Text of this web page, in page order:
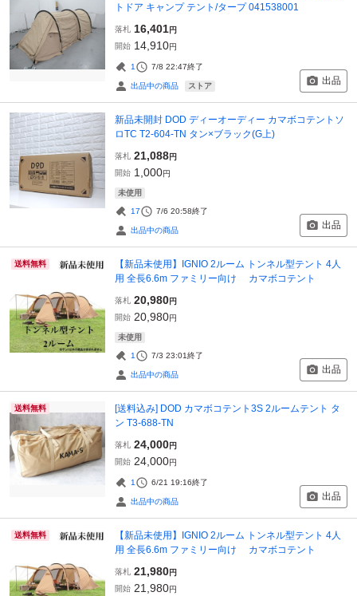
トドア キャンプ テント/タープ 041538001
落札 16,401円
開始 14,910円
1 7/8 22:47終了
出品中の商品 ストア 出品
新品未開封 DOD ディーオーディー カマボコテントソ
ロTC T2-604-TN タン×ブラック(G上)
落札 21,088円
開始 1,000円
未使用
17 7/6 20:58終了
出品中の商品 出品
送料無料
【新品未使用】IGNIO 2ルーム トンネル型テント 4人
用 全長6.6m ファミリー向け カマボコテント
落札 20,980円
開始 20,980円
未使用
1 7/3 23:01終了
出品中の商品 出品
送料無料
[送料込み] DOD カマボコテント3S 2ルームテント タ
ン T3-688-TN
落札 24,000円
開始 24,000円
1 6/21 19:16終了
出品中の商品 出品
送料無料
【新品未使用】IGNIO 2ルーム トンネル型テント 4人
用 全長6.6m ファミリー向け カマボコテント
落札 21,980円
開始 21,980円